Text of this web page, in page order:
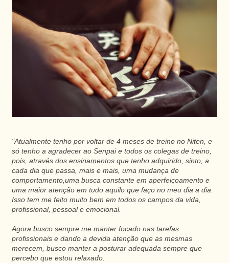
"Atualmente tenho por voltar de 4 meses de treino no Niten, e
só tenho a agradecer ao Senpai e todos os colegas de treino,
pois, através dos ensinamentos que tenho adquirido, sinto, a
cada dia que passa, mais e mais, uma mudança de
comportamento,uma busca constante em aperfeiçoamento e
uma maior atenção em tudo aquilo que faço no meu dia a dia.
Isso tem me feito muito bem em todos os campos da vida,
profissional, pessoal e emocional.
Agora busco sempre me manter focado nas tarefas
profissionais e dando a devida atenção que as mesmas
merecem, busco manter a posturar adequada sempre que
percebo que estou relaxado.